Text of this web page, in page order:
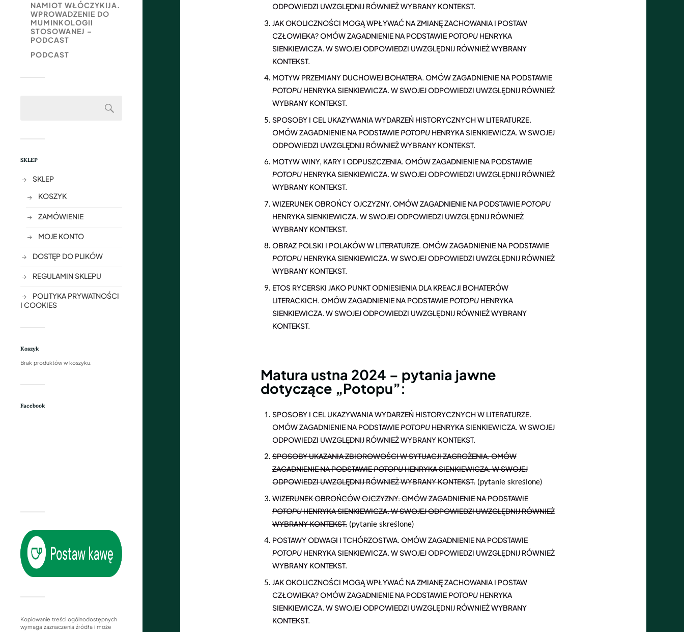
NAMIOT WŁÓCZYKIJA.
WPROWADZENIE DO
MUMINKOLOGII
STOSOWANEJ –
PODCAST
PODCAST
SKLEP
SKLEP
KOSZYK
ZAMÓWIENIE
MOJE KONTO
DOSTĘP DO PLIKÓW
REGULAMIN SKLEPU
POLITYKA PRYWATNOŚCI
I COOKIES
Koszyk
Brak produktów w koszyku.
Facebook
Kopiowanie treści ogólnodostępnych
wymaga zaznaczenia źródła i może
ODPOWIEDZI UWZGLĘDNIJ RÓWNIEŻ WYBRANY KONTEKST.
JAK OKOLICZNOŚCI MOGĄ WPŁYWAĆ NA ZMIANĘ ZACHOWANIA I POSTAW
CZŁOWIEKA? OMÓW ZAGADNIENIE NA PODSTAWIEPOTOPUHENRYKA
SIENKIEWICZA. W SWOJEJ ODPOWIEDZI UWZGLĘDNIJ RÓWNIEŻ WYBRANY
KONTEKST.
MOTYW PRZEMIANY DUCHOWEJ BOHATERA. OMÓW ZAGADNIENIE NA PODSTAWIE
POTOPUHENRYKA SIENKIEWICZA. W SWOJEJ ODPOWIEDZI UWZGLĘDNIJ RÓWNIEŻ
WYBRANY KONTEKST.
SPOSOBY I CEL UKAZYWANIA WYDARZEŃ HISTORYCZNYCH W LITERATURZE.
OMÓW ZAGADNIENIE NA PODSTAWIEPOTOPUHENRYKA SIENKIEWICZA. W SWOJEJ
ODPOWIEDZI UWZGLĘDNIJ RÓWNIEŻ WYBRANY KONTEKST.
MOTYW WINY, KARY I ODPUSZCZENIA. OMÓW ZAGADNIENIE NA PODSTAWIE
POTOPUHENRYKA SIENKIEWICZA. W SWOJEJ ODPOWIEDZI UWZGLĘDNIJ RÓWNIEŻ
WYBRANY KONTEKST.
WIZERUNEK OBROŃCY OJCZYZNY. OMÓW ZAGADNIENIE NA PODSTAWIEPOTOPU
HENRYKA SIENKIEWICZA. W SWOJEJ ODPOWIEDZI UWZGLĘDNIJ RÓWNIEŻ
WYBRANY KONTEKST.
OBRAZ POLSKI I POLAKÓW W LITERATURZE. OMÓW ZAGADNIENIE NA PODSTAWIE
POTOPUHENRYKA SIENKIEWICZA. W SWOJEJ ODPOWIEDZI UWZGLĘDNIJ RÓWNIEŻ
WYBRANY KONTEKST.
ETOS RYCERSKI JAKO PUNKT ODNIESIENIA DLA KREACJI BOHATERÓW
LITERACKICH. OMÓW ZAGADNIENIE NA PODSTAWIEPOTOPUHENRYKA
SIENKIEWICZA. W SWOJEJ ODPOWIEDZI UWZGLĘDNIJ RÓWNIEŻ WYBRANY
KONTEKST.
Matura ustna 2024 – pytania jawne
dotyczące „Potopu”:
SPOSOBY I CEL UKAZYWANIA WYDARZEŃ HISTORYCZNYCH W LITERATURZE.
OMÓW ZAGADNIENIE NA PODSTAWIEPOTOPUHENRYKA SIENKIEWICZA. W SWOJEJ
ODPOWIEDZI UWZGLĘDNIJ RÓWNIEŻ WYBRANY KONTEKST.
SPOSOBY UKAZANIA ZBIOROWOŚCI W SYTUACJI ZAGROŻENIA. OMÓW
ZAGADNIENIE NA PODSTAWIEPOTOPUHENRYKA SIENKIEWICZA. W SWOJEJ
ODPOWIEDZI UWZGLĘDNIJ RÓWNIEŻ WYBRANY KONTEKST.(pytanie skreślone)
WIZERUNEK OBROŃCÓW OJCZYZNY. OMÓW ZAGADNIENIE NA PODSTAWIE
POTOPUHENRYKA SIENKIEWICZA. W SWOJEJ ODPOWIEDZI UWZGLĘDNIJ RÓWNIEŻ
WYBRANY KONTEKST.(pytanie skreślone)
POSTAWY ODWAGI I TCHÓRZOSTWA. OMÓW ZAGADNIENIE NA PODSTAWIE
POTOPUHENRYKA SIENKIEWICZA. W SWOJEJ ODPOWIEDZI UWZGLĘDNIJ RÓWNIEŻ
WYBRANY KONTEKST.
JAK OKOLICZNOŚCI MOGĄ WPŁYWAĆ NA ZMIANĘ ZACHOWANIA I POSTAW
CZŁOWIEKA? OMÓW ZAGADNIENIE NA PODSTAWIEPOTOPUHENRYKA
SIENKIEWICZA. W SWOJEJ ODPOWIEDZI UWZGLĘDNIJ RÓWNIEŻ WYBRANY
KONTEKST.